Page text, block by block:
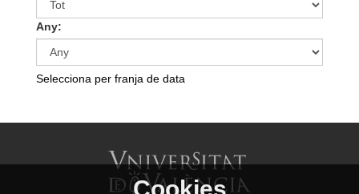
Any:
Selecciona per franja de data